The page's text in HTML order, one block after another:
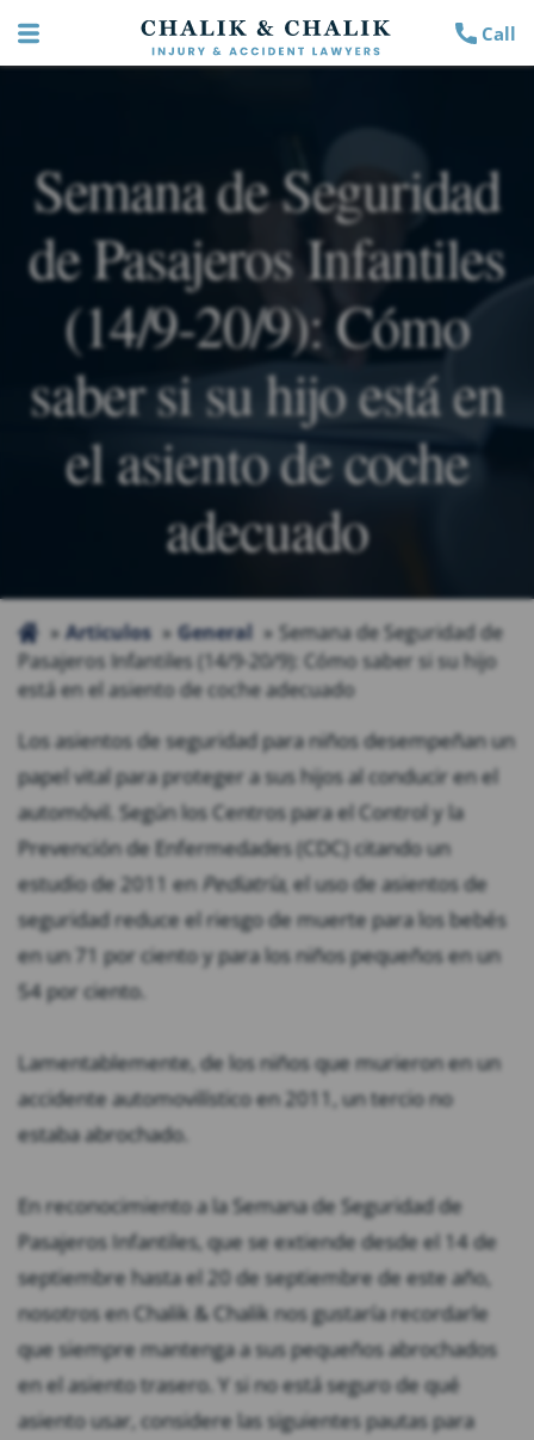
Call
Semana de Seguridad
de Pasajeros Infantiles
(14/9-20/9): Cómo
saber si su hijo está en
el asiento de coche
adecuado
Articulos General
Semana de Seguridad de
Pasajeros Infantiles (14/9-20/9): Cómo saber si su hijo
está en el asiento de coche adecuado
Los asientos de seguridad para niños desempeñan un
papel vital para proteger a sus hijos al conducir en el
automóvil. Según los Centros para el Control y la
Prevención de Enfermedades (CDC) citando un
estudio de 2011 en Pediatría, el uso de asientos de
seguridad reduce el riesgo de muerte para los bebés
en un 71 por ciento y para los niños pequeños en un
54 por ciento.
Lamentablemente, de los niños que murieron en un
accidente automovilístico en 2011, un tercio no
estaba abrochado.
En reconocimiento a la Semana de Seguridad de
Pasajeros Infantiles, que se extiende desde el 14 de
septiembre hasta el 20 de septiembre de este año,
nosotros en Chalik & Chalik nos gustaría recordarle
que siempre mantenga a sus pequeños abrochados
en el asiento trasero. Y si no está seguro de qué
asiento usar, considere las siguientes pautas para